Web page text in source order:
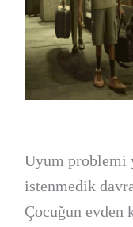
Uyum problemi
istenmedik
Çocuğun evden